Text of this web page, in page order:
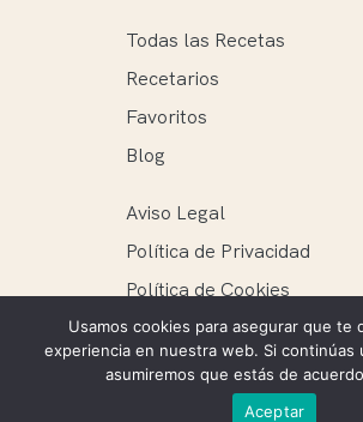
Todas las Recetas
Recetarios
Favoritos
Blog
Aviso Legal
Política de Privacidad
Política de Cookies
Recetags ® 2025. Todos los
Mantenimiento web: Ellie
Usamos cookies para asegurar que te
experiencia en nuestra web. Si continúas
asumiremos que estás de
Aceptar